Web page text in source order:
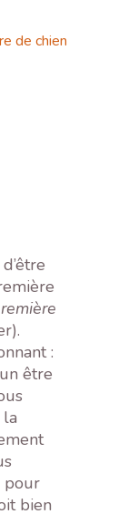
de chien
:
être
pour
bien